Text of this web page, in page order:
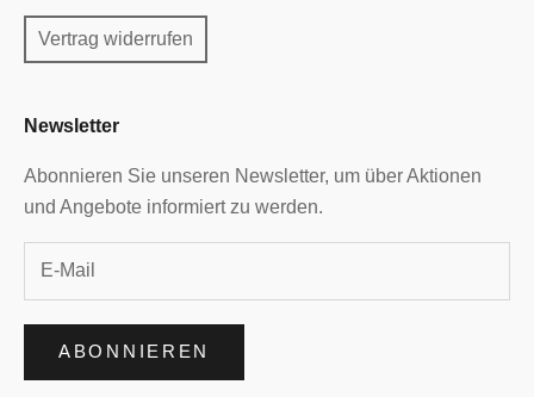
Vertrag widerrufen
Newsletter
Abonnieren Sie unseren Newsletter, um über Aktionen
und Angebote informiert zu werden.
ABONNIEREN